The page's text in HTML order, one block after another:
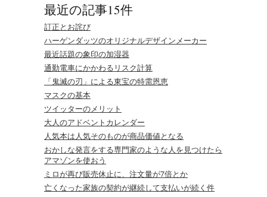
最近の記事15件
訂正とお詫び
ハーゲンダッツのオリジナルデザインメーカー
最近話題の象印の加湿器
通勤電車にかかわるリスク計算
「鬼滅の刃」による東宝の特需恩恵
マスクの基本
ツイッターのメリット
大人のアドベントカレンダー
人気本は人気そのものが商品価値となる
おかしな発言をする専門家のような人を見つけたら
アマゾンを使おう
ミロが再び販売休止に、注文量が7倍とか
亡くなった家族の契約が継続して支払いが続く件